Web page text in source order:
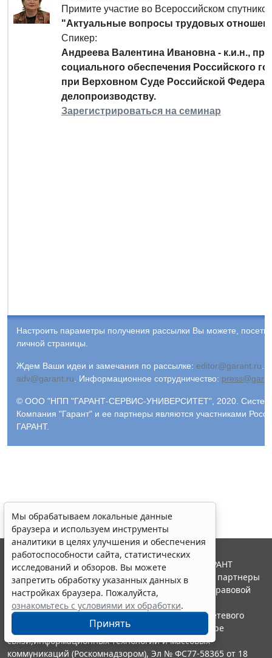
Примите участие во Всероссийском
"Актуальные вопросы трудовых
Спикер:
Андреева Валентина Ивановна - к.и.н.,
социального обеспечения Российского
при Верховном Суде Российской
делопроизводству.
Зарегистрироваться на семинар
Настроить параметры получения рассылки Вы можете,
личной страницы.
Ждем Ваши идеи и замечания по рассылке: editor@garant.ru
adv@garant.ru
Информационное сотрудничество:
© ООО "НПП "ГАРАНТ-СЕРВИС-УНИВЕРСИТЕТ", 2020. Система
Компания "Гарант" и ее партнеры являются участниками
ГАРАНТ.
Мы обрабатываем локальные данные
браузера и используем инструменты
аналитики в целях улучшения и обеспечения
работоспособности сайта, статистических
исследований и обзоров. Вы можете
запретить обработку указанных данных в
настройках браузера. Пожалуйста,
ознакомьтесь с условиями их обработки.
Принять
© ООО "НПП "ГАРАНТ-СЕРВИС", 2026. Система ГАРАНТ
выпускается с 1990 года. Компания "Гарант" и ее партнеры
являются участниками Российской ассоциации правовой
информации ГАРАНТ.
Портал ГАРАНТ.РУ зарегистрирован в качестве сетевого
издания Федеральной службой по надзору в сфере
связи,информационных технологий и массовых
коммуникаций (Роскомнадзором), Эл № ФС77-58365 от 18